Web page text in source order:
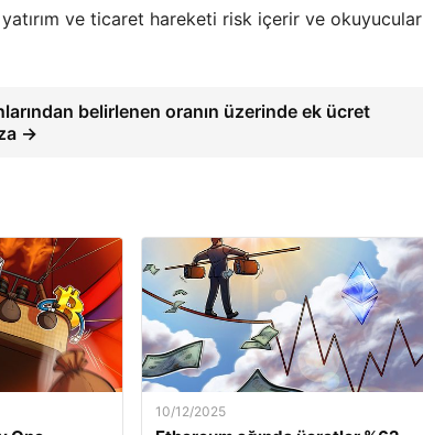
ve ticaret hareketi risk içerir ve okuyucular
belirlenen oranın üzerinde ek ücret
→
10/12/2025